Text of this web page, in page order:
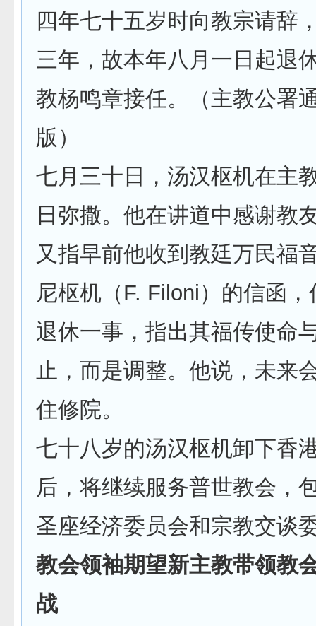
四年七十五岁时向教宗请辞
三年，故本年八月一日起退
教杨鸣章接任。（主教公署
版）
七月三十日，汤汉枢机在主
日弥撒。他在讲道中感谢教
又指早前他收到教廷万民福
尼枢机（F. Filoni）的信函
退休一事，指出其福传使命
止，而是调整。他说，未来
住修院。
七十八岁的汤汉枢机卸下香
后，将继续服务普世教会，
圣座经济委员会和宗教交谈
教会领袖期望新主教带领教
战